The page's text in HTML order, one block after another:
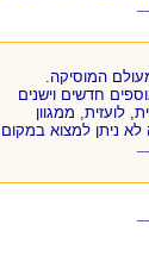
המוסיקה.
חדשים וישנים
לועזית, ממגוון
ניתן למצוא